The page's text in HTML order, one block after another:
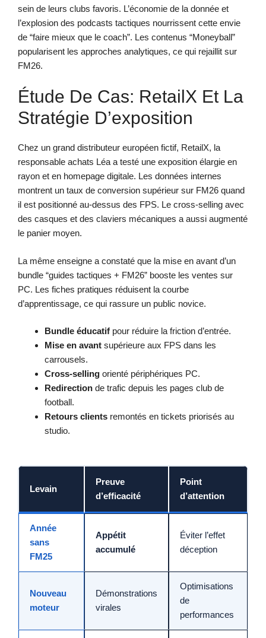
sein de leurs clubs favoris. L’économie de la donnée et
l’explosion des podcasts tactiques nourrissent cette envie
de “faire mieux que le coach”. Les contenus “Moneyball”
popularisent les approches analytiques, ce qui rejaillit sur
FM26.
Étude De Cas: RetailX Et La
Stratégie D’exposition
Chez un grand distributeur européen fictif, RetailX, la
responsable achats Léa a testé une exposition élargie en
rayon et en homepage digitale. Les données internes
montrent un taux de conversion supérieur sur FM26 quand
il est positionné au-dessus des FPS. Le cross-selling avec
des casques et des claviers mécaniques a aussi augmenté
le panier moyen.
La même enseigne a constaté que la mise en avant d’un
bundle “guides tactiques + FM26” booste les ventes sur
PC. Les fiches pratiques réduisent la courbe
d’apprentissage, ce qui rassure un public novice.
Bundle éducatif pour réduire la friction d’entrée.
Mise en avant supérieure aux FPS dans les
carrousels.
Cross-selling orienté périphériques PC.
Redirection de trafic depuis les pages club de
football.
Retours clients remontés en tickets priorisés au
studio.
Levain
Preuve
d’efficacité
Point
d’attention
Année
sans
FM25
Appétit
accumulé
Éviter l’effet
déception
Nouveau
moteur
Démonstrations
virales
Optimisations
de
performances